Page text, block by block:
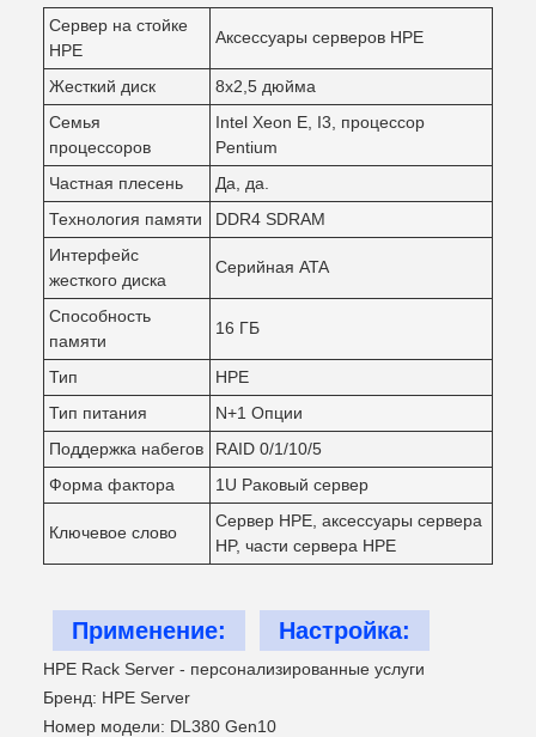
Сервер на стойке
HPE
Аксессуары серверов HPE
Жесткий диск
8х2,5 дюйма
Семья
процессоров
Intel Xeon E, I3, процессор
Pentium
Частная плесень
Да, да.
Технология памяти
DDR4 SDRAM
Интерфейс
жесткого диска
Серийная ATA
Способность
памяти
16 ГБ
Тип
HPE
Тип питания
N+1 Опции
Поддержка набегов
RAID 0/1/10/5
Форма фактора
1U Раковый сервер
Ключевое слово
Сервер HPE, аксессуары сервера
HP, части сервера HPE
Применение: Настройка:
HPE Rack Server - персонализированные услуги
Бренд: HPE Server
Номер модели: DL380 Gen10